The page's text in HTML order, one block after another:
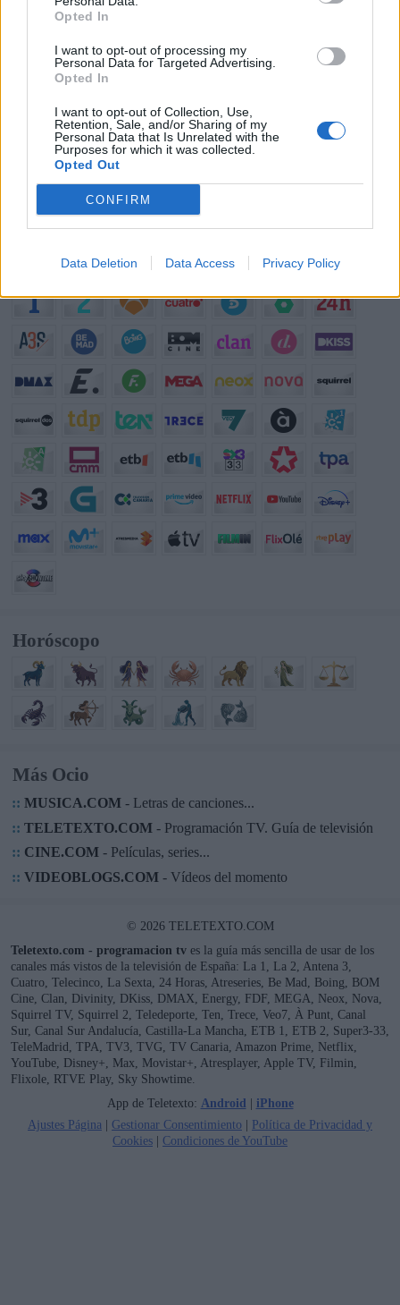
Opted In
I want to opt-out of processing my
Personal Data for Targeted Advertising.
Opted In
I want to opt-out of Collection, Use,
Retention, Sale, and/or Sharing of my
Personal Data that Is Unrelated with the
Purposes for which it was collected.
Opted Out
CONFIRM
Data Deletion Data Access Privacy Policy
maratón! 🍿🎬🎟️
Opina de Tele
Para ti, ¿cuál es la mejor serie de TV que se emite en España?
¿Qué serie te gustaría que repusieran en televisión?
¿Cuál es el personaje de serie cómica con el que mejor te lo
¿Qué anuncio te gusta más de los que se emiten actualmente en
¿Cuál crees que es el mejor programa que hay en la televisión?
Programación de Televisión
Horóscopo
Más Ocio
:: MUSICA.COM- Letras de canciones...
:: TELETEXTO.COM- Programación TV. Guía de televisión
:: CINE.COM- Películas, series...
:: VIDEOBLOGS.COM- Vídeos del momento
© 2026 TELETEXTO.COM
Teletexto.com - programacion tv es la guía más sencilla de usar de los
canales más vistos de la televisión de España: La 1, La 2, Antena 3,
Cuatro, Telecinco, La Sexta, 24 Horas, Atreseries, Be Mad, Boing, BOM
Cine, Clan, Divinity, DKiss, DMAX, Energy, FDF, MEGA, Neox, Nova,
Squirrel TV, Squirrel 2, Teledeporte, Ten, Trece, Veo7, À Punt, Canal
Sur, Canal Sur Andalucía, Castilla-La Mancha, ETB 1, ETB 2, Super3-33,
TeleMadrid, TPA, TV3, TVG, TV Canaria, Amazon Prime, Netflix,
YouTube, Disney+, Max, Movistar+, Atresplayer, Apple TV, Filmin,
Flixole, RTVE Play, Sky Showtime.
App de Teletexto: Android | iPhone
Ajustes Página | Gestionar Consentimiento | Política de Privacidad y
Cookies | Condiciones de YouTube